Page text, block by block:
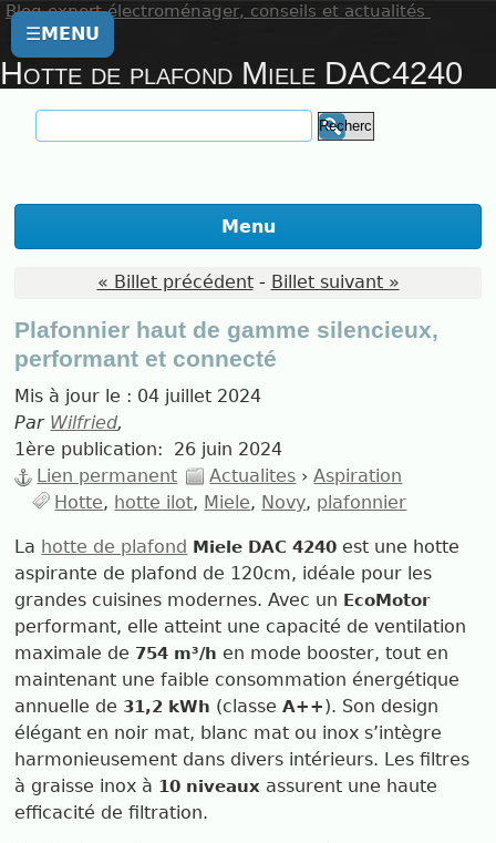
Blog expert électroménager, conseils et actualités
Hotte de plafond Miele DAC4240
☰MENU
Menu
« Billet précédent - Billet suivant »
Plafonnier haut de gamme silencieux,
performant et connecté
Mis à jour le : 04 juillet 2024
Par Wilfried,
1ère publication: 26 juin 2024
Lien permanent
Actualites ›Aspiration
Hotte
hotte ilot Miele Novy plafonnier
La hotte de plafond Miele DAC 4240 est une hotte
aspirante de plafond de 120cm, idéale pour les
grandes cuisines modernes. Avec un EcoMotor
performant, elle atteint une capacité de ventilation
maximale de 754 m³/h en mode booster, tout en
maintenant une faible consommation énergétique
annuelle de 31,2 kWh (classeA++). Son design
élégant en noir mat, blanc mat ou inox s’intègre
harmonieusement dans divers intérieurs. Les filtres
à graisse inox à 10 niveaux assurent une haute
efficacité de filtration.